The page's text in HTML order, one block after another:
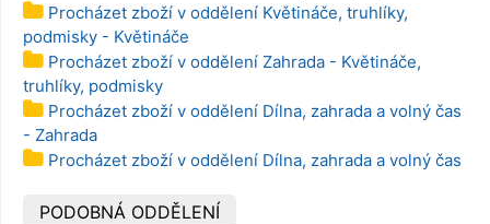
Procházet zboží v oddělení Květináče, truhlíky,
podmisky - Květináče
Procházet zboží v oddělení Zahrada - Květináče,
truhlíky, podmisky
Procházet zboží v oddělení Dílna, zahrada a volný čas
- Zahrada
Procházet zboží v oddělení Dílna, zahrada a volný čas
PODOBNÁ ODDĚLENÍ